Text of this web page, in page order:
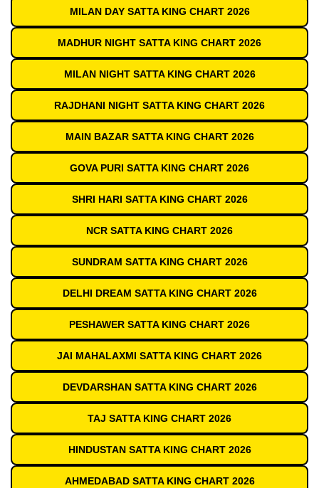
MILAN DAY SATTA KING CHART 2026
MADHUR NIGHT SATTA KING CHART 2026
MILAN NIGHT SATTA KING CHART 2026
RAJDHANI NIGHT SATTA KING CHART 2026
MAIN BAZAR SATTA KING CHART 2026
GOVA PURI SATTA KING CHART 2026
SHRI HARI SATTA KING CHART 2026
NCR SATTA KING CHART 2026
SUNDRAM SATTA KING CHART 2026
DELHI DREAM SATTA KING CHART 2026
PESHAWER SATTA KING CHART 2026
JAI MAHALAXMI SATTA KING CHART 2026
DEVDARSHAN SATTA KING CHART 2026
TAJ SATTA KING CHART 2026
HINDUSTAN SATTA KING CHART 2026
AHMEDABAD SATTA KING CHART 2026